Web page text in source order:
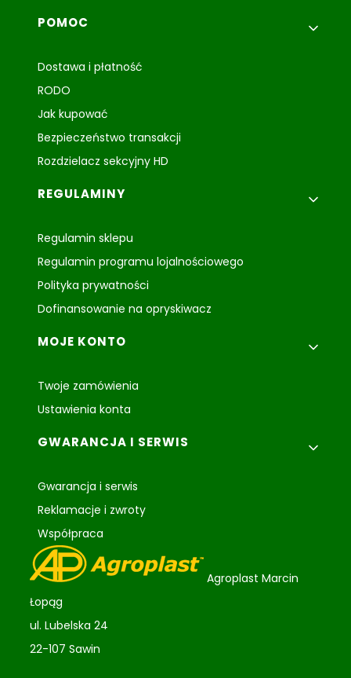
Linki w stopce
POMOC
Dostawa i płatność
RODO
Jak kupować
Bezpieczeństwo transakcji
Rozdzielacz sekcyjny HD
REGULAMINY
Regulamin sklepu
Regulamin programu lojalnościowego
Polityka prywatności
Dofinansowanie na opryskiwacz
MOJE KONTO
Twoje zamówienia
Ustawienia konta
GWARANCJA I SERWIS
Gwarancja i serwis
Reklamacje i zwroty
Współpraca
Agroplast Marcin
Łopąg
ul. Lubelska 24
22-107 Sawin